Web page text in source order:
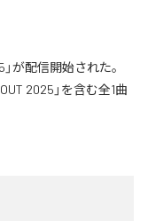
が配信開始された。
2025」を含む全1曲